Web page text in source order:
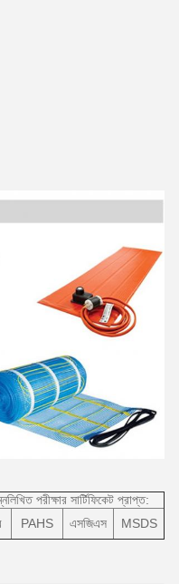
পরীক্ষার সার্টিফিকেট প্রাপ্ত:
PAHS এসজিএস MSDS